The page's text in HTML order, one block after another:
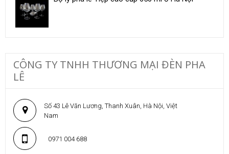
CÔNG TY TNHH THƯƠNG MẠI ĐÈN PHA
LÊ
Số 43 Lê Văn Lương, Thanh Xuân, Hà Nội, Việt
Nam
0971 004 688